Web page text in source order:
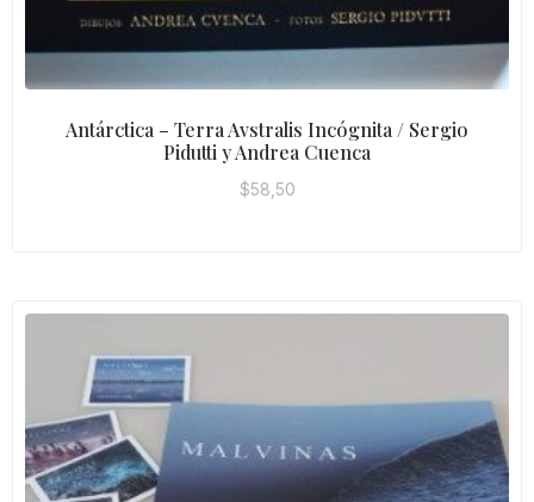
Antárctica – Terra Avstralis Incógnita / Sergio
Pidutti y Andrea Cuenca
$58,50